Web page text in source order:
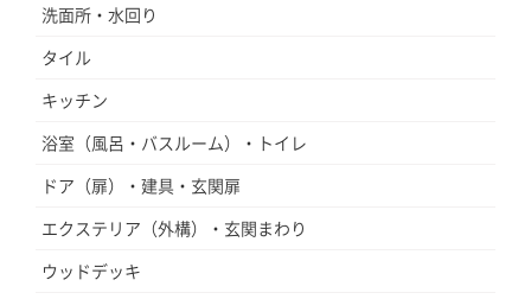
洗面所・水回り
タイル
キッチン
浴室（風呂・バスルーム）・トイレ
ドア（扉）・建具・玄関扉
エクステリア（外構）・玄関まわり
ウッドデッキ